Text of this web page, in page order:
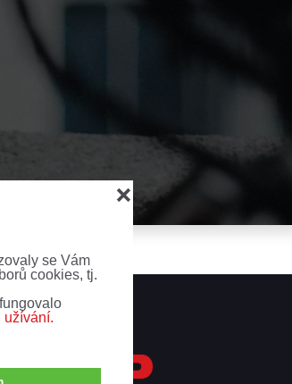
se Vám
cookies, tj.
užívání.
❌